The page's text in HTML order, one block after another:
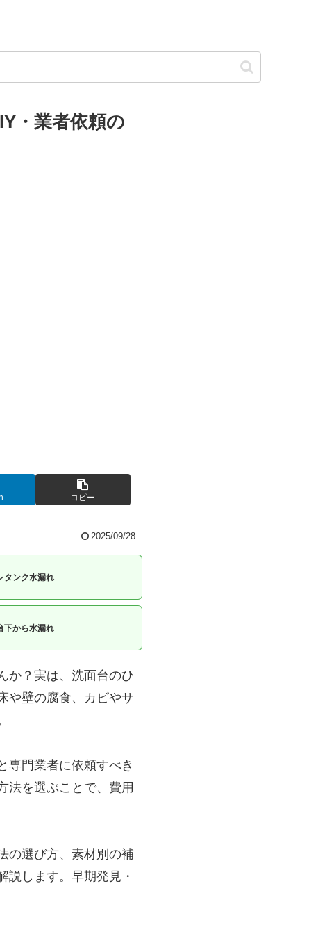
・業者依頼の
コピー
2025/09/28
タンク水漏れ
下から水漏れ
か？実は、洗面台のひ
や壁の腐食、カビやサ
専門業者に依頼すべき
法を選ぶことで、費用
の選び方、素材別の補
説します。早期発見・